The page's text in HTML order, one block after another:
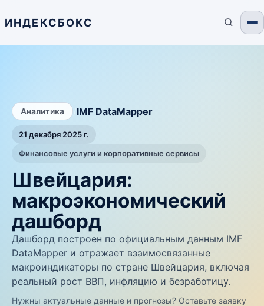
ИНДЕКСБОКС
Аналитика IMF DataMapper
21 декабря 2025 г.
Финансовые услуги и корпоративные сервисы
Швейцария:
макроэкономический
дашборд
Дашборд построен по официальным данным IMF
DataMapper и отражает взаимосвязанные
макроиндикаторы по стране Швейцария, включая
реальный рост ВВП, инфляцию и безработицу.
Нужны актуальные данные и прогнозы? Оставьте заявку